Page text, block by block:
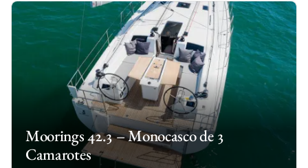
Moorings 42.3 – Monocasco de 3
Camarotes